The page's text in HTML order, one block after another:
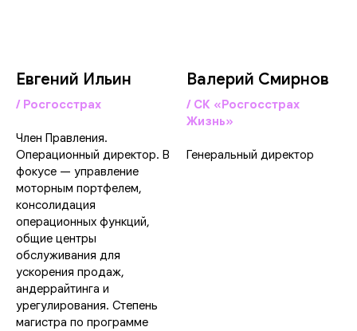
Евгений Ильин
/ Росгосстрах
Член Правления.
Операционный директор. В
фокусе — управление
моторным портфелем,
консолидация
операционных функций,
общие центры
обслуживания для
ускорения продаж,
андеррайтинга и
урегулирования. Степень
магистра по программе
Валерий Смирнов
/ СК «Росгосстрах
Жизнь»
Генеральный директор